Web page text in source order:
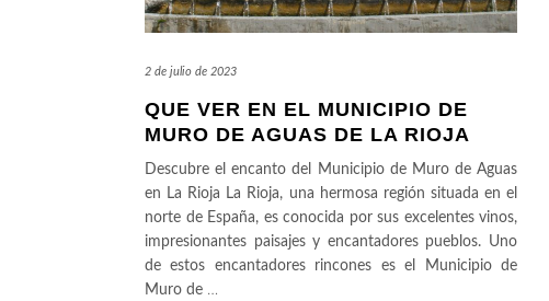
2 de julio de 2023
QUE VER EN EL MUNICIPIO DE
MURO DE AGUAS DE LA RIOJA
Descubre el encanto del Municipio de Muro de Aguas
en La Rioja La Rioja, una hermosa región situada en el
norte de España, es conocida por sus excelentes vinos,
impresionantes paisajes y encantadores pueblos. Uno
de estos encantadores rincones es el Municipio de
Muro de …